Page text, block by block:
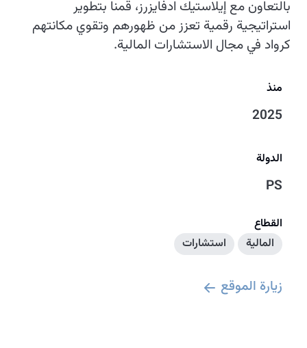
بالتعاون مع إيلاستيك ادفايزرز، قمنا بتطوير
استراتيجية رقمية تعزز من ظهورهم وتقوي مكانتهم
كرواد في مجال الاستشارات المالية.
منذ
2025
الدولة
PS
القطاع
المالية
استشارات
زيارة الموقع